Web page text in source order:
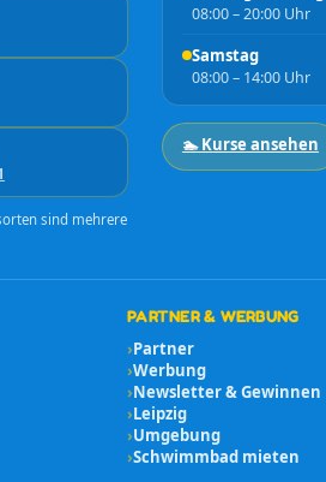
sind mehrere
08:00 – 20:00 Uhr
Samstag
08:00 – 14:00 Uhr
🏊 Kurse ansehen
PARTNER & WERBUNG
›Partner
›Werbung
›Newsletter & Gewinnen
›Leipzig
›Umgebung
›Schwimmbad mieten